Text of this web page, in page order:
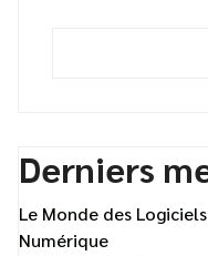
Derniers
Le Monde des
Numérique